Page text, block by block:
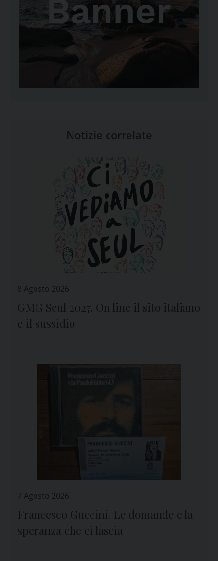
Notizie correlate
8 Agosto 2026
GMG Seul 2027. On line il sito italiano
e il sussidio
7 Agosto 2026
Francesco Guccini. Le domande e la
speranza che ci lascia